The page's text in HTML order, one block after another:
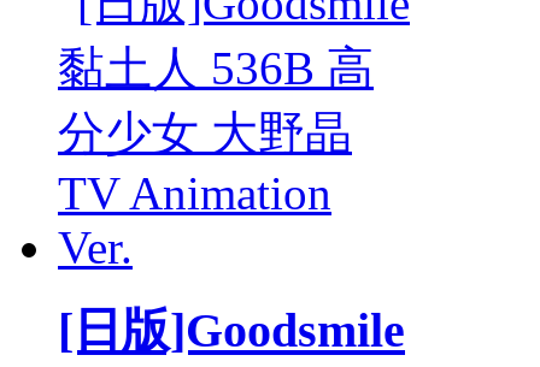
[日版]Goodsmile